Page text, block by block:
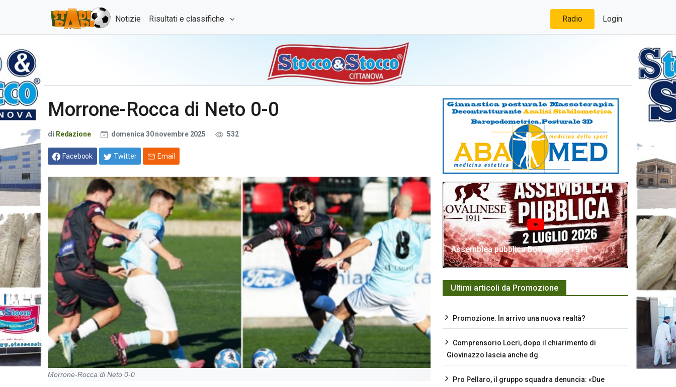
Notizie Risultati e classifiche Radio Login
Morrone-Rocca di Neto 0-0
di Redazione domenica 30 novembre 2025 532
Facebook Twitter Email
Morrone-Rocca di Neto 0-0
Assemblea pubblica Bovalinese 1911
Ultimi articoli da Promozione
Promozione. In arrivo una nuova realtà?
Comprensorio Locri, dopo il chiarimento di
Giovinazzo lascia anche dg
Pro Pellaro, il gruppo squadra denuncia: «Due